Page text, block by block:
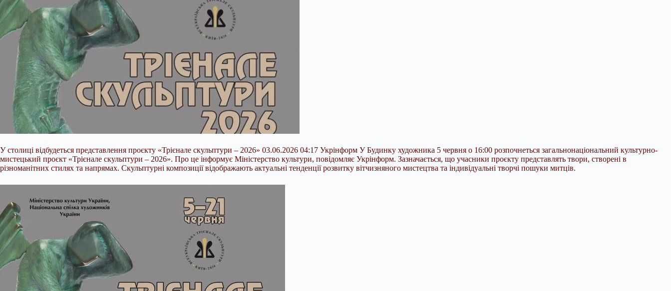
У столиці відбудеться представлення проєкту «Трієнале скульптури – 2026» 03.06.2026 04:17 Укрінформ У Будинку художника 5 червня о 16:00 розпочнеться загальнонаціональний культурно-
мистецький проєкт «Трієнале скульптури – 2026». Про це інформує Міністерство культури, повідомляє Укрінформ. Зазначається, що учасники проєкту представлять твори, створені в
різноманітних стилях та напрямах. Скульптурні композиції відображають актуальні тенденції розвитку вітчизняного мистецтва та індивідуальні творчі пошуки митців.